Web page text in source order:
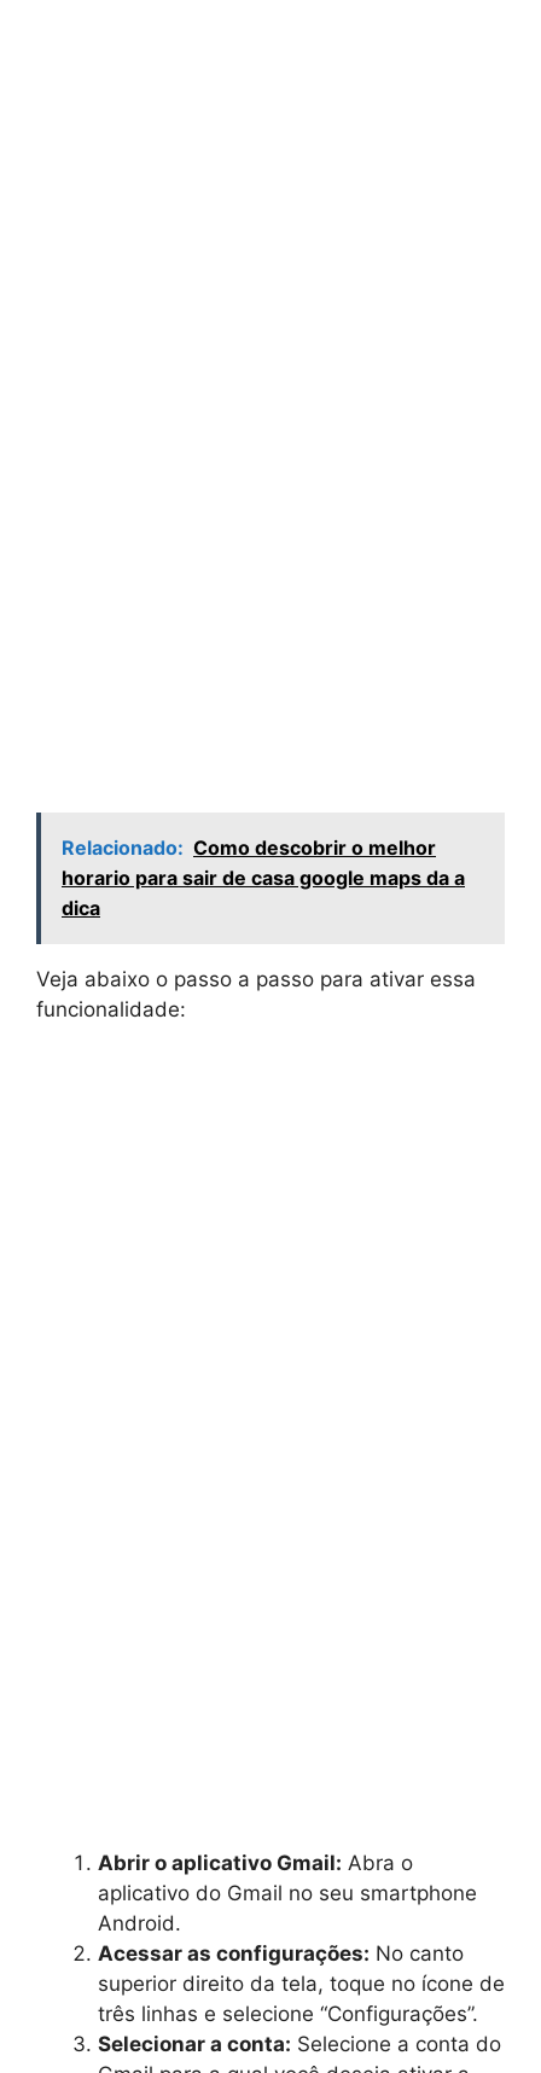
Relacionado: Como descobrir o melhor
horario para sair de casa google maps da a
dica
Veja abaixo o passo a passo para ativar essa
funcionalidade:
Abrir o aplicativo Gmail: Abra o
aplicativo do Gmail no seu smartphone
Android.
Acessar as configurações: No canto
superior direito da tela, toque no ícone de
três linhas e selecione “Configurações”.
Selecionar a conta: Selecione a conta do